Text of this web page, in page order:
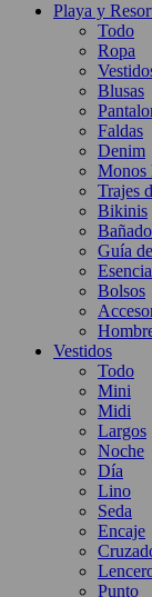
Playa y
Todo
Ropa
Blusas
Faldas
Denim
Monos
Trajes
Bikinis
Guía
Bolsos
Vestidos
Todo
Mini
Midi
Largos
Noche
Día
Lino
Seda
Encaje
Punto